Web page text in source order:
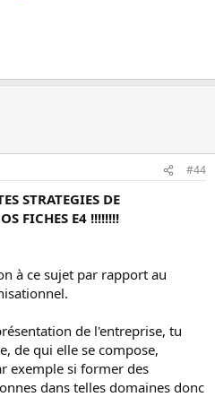
#44
STRATEGIES DE
FICHES E4 !!!!!!!!
à ce sujet par rapport au
de l'entreprise, tu
de qui elle se compose,
exemple si former des
dans telles domaines donc